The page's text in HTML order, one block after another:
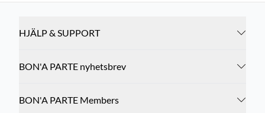
HJÄLP & SUPPORT
BON'A PARTE nyhetsbrev
BON'A PARTE Members